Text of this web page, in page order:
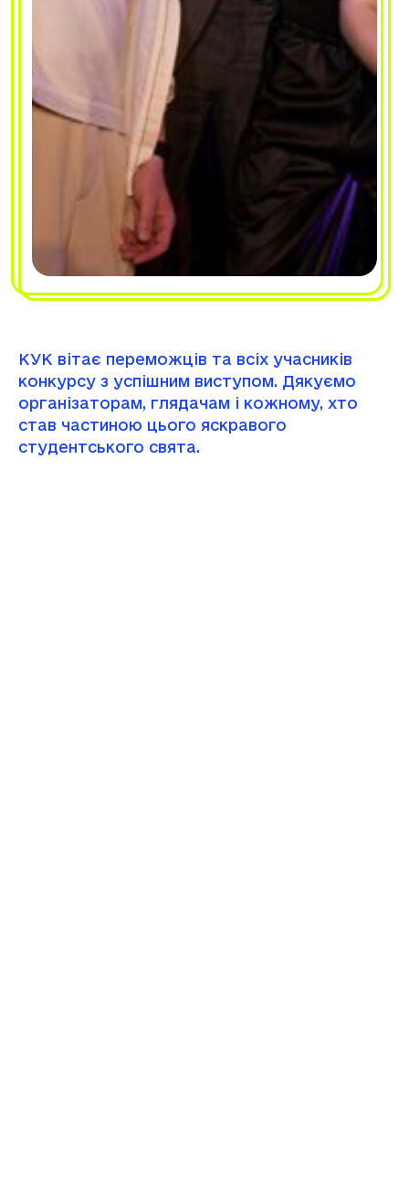
КУК вітає переможців та всіх учасників
конкурсу з успішним виступом. Дякуємо
організаторам, глядачам і кожному, хто
став частиною цього яскравого
студентського свята.